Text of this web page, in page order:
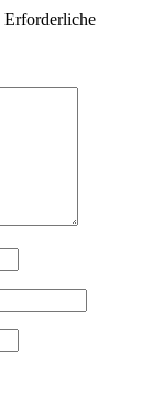
Erforderliche